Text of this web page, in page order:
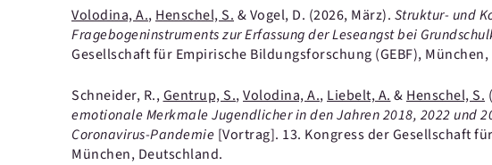
Volodina, A., Henschel, S. & Vogel, D. (2026, März). Struktur- und
Fragebogeninstruments zur Erfassung der Leseangst bei
Gesellschaft für Empirische Bildungsforschung (GEBF),
Schneider, R.,Gentrup, S.,Volodina, A., Liebelt, A. & Henschel, S.
emotionale Merkmale Jugendlicher in den Jahren 2018, 2022 und
Coronavirus-Pandemie [Vortrag]. 13. Kongress der Gesellschaft
München, Deutschland.